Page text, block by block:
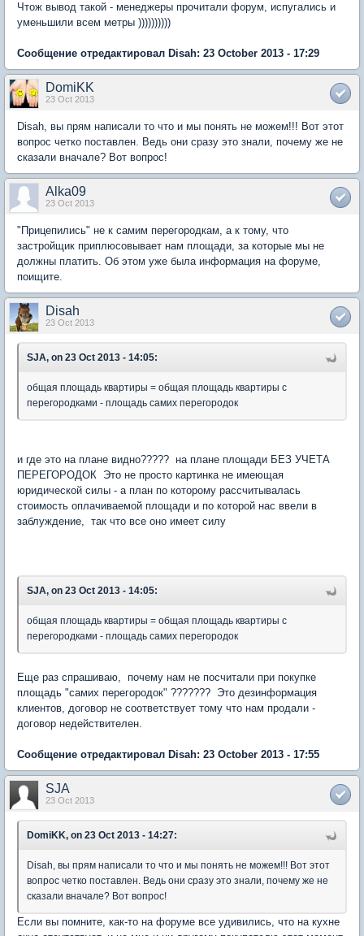
Чтож вывод такой - менеджеры прочитали форум, испугались и
уменьшили всем метры ))))))))))
Сообщение отредактировал Disah: 23 October 2013 - 17:29
DomiKK
23 Oct 2013
Disah, вы прям написали то что и мы понять не можем!!! Вот этот
вопрос четко поставлен. Ведь они сразу это знали, почему же не
сказали вначале? Вот вопрос!
Alka09
23 Oct 2013
"Прицепились" не к самим перегородкам, а к тому, что
застройщик приплюсовывает нам площади, за которые мы не
должны платить. Об этом уже была информация на форуме,
поищите.
Disah
23 Oct 2013
SJA, on 23 Oct 2013 - 14:05:
общая площадь квартиры = общая площадь квартиры с
перегородками - площадь самих перегородок
и где это на плане видно????? на плане площади БЕЗ УЧЕТА
ПЕРЕГОРОДОК Это не просто картинка не имеющая
юридической силы - а план по которому рассчитывалась
стоимость оплачиваемой площади и по которой нас ввели в
заблуждение, так что все оно имеет силу
SJA, on 23 Oct 2013 - 14:05:
общая площадь квартиры = общая площадь квартиры с
перегородками - площадь самих перегородок
Еще раз спрашиваю, почему нам не посчитали при покупке
площадь "самих перегородок" ??????? Это дезинформация
клиентов, договор не соответствует тому что нам продали -
договор недействителен.
Сообщение отредактировал Disah: 23 October 2013 - 17:55
SJA
23 Oct 2013
DomiKK, on 23 Oct 2013 - 14:27:
Disah, вы прям написали то что и мы понять не можем!!! Вот этот
вопрос четко поставлен. Ведь они сразу это знали, почему же не
сказали вначале? Вот вопрос!
Если вы помните, как-то на форуме все удивились, что на кухне